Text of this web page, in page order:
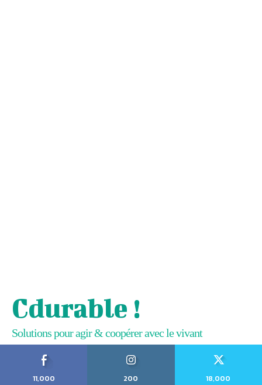
Cdurable !
Solutions pour agir & coopérer avec le vivant
11,000
200
18,000